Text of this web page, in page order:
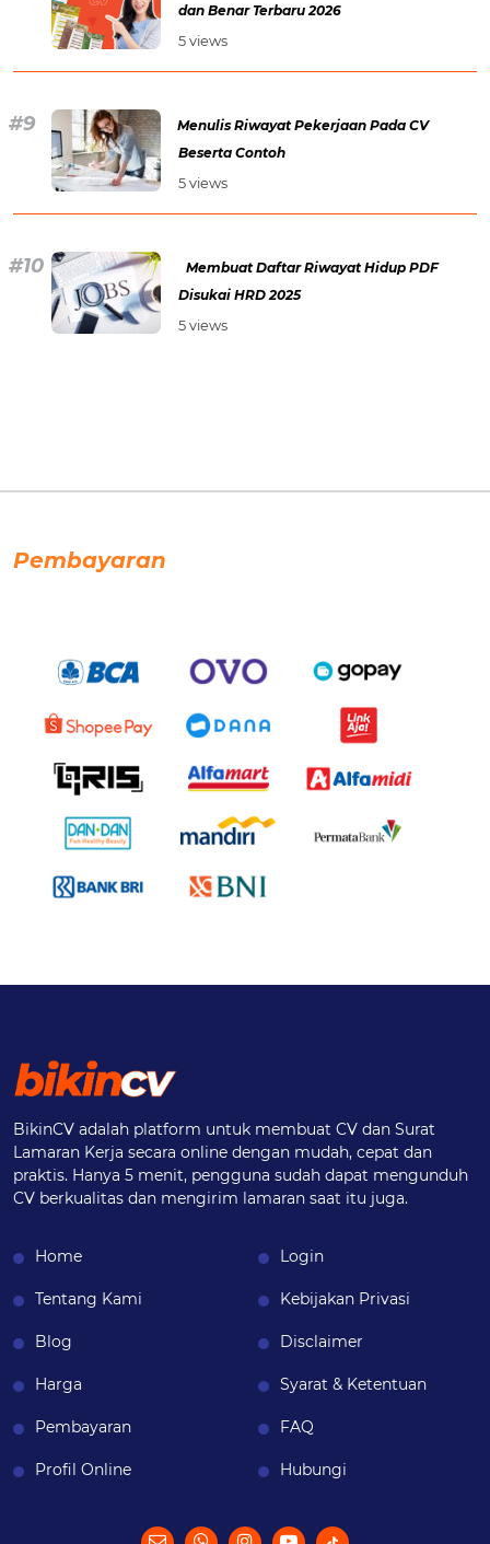
dan Benar Terbaru 2026
5 views
Menulis Riwayat Pekerjaan Pada CV
Beserta Contoh
5 views
Membuat Daftar Riwayat Hidup PDF
Disukai HRD 2025
5 views
Pembayaran
BikinCV adalah platform untuk membuat CV dan Surat
Lamaran Kerja secara online dengan mudah, cepat dan
praktis. Hanya 5 menit, pengguna sudah dapat mengunduh
CV berkualitas dan mengirim lamaran saat itu juga.
Home
Tentang Kami
Blog
Harga
Pembayaran
Profil Online
Login
Kebijakan Privasi
Disclaimer
Syarat & Ketentuan
FAQ
Hubungi